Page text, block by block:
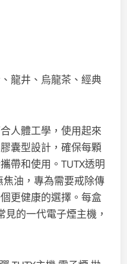
龍井、烏龍茶、經典
人體工學，使用起來
囊型設計，確保每顆
帶和使用。TUTX透明
焦油，專為需要戒除傳
更健康的選擇。每盒
的一代電子煙主機，